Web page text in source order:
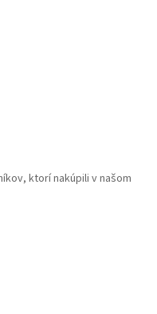
ktorí nakúpili v našom